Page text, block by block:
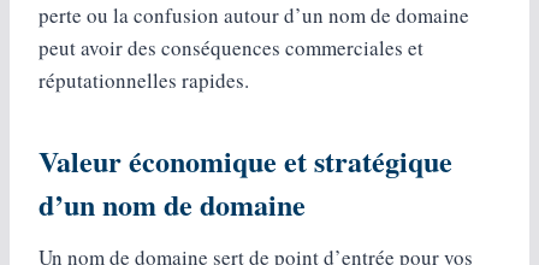
perte ou la confusion autour d’un nom de domaine
peut avoir des conséquences commerciales et
réputationnelles rapides.
Valeur économique et stratégique
d’un nom de domaine
Un nom de domaine sert de point d’entrée pour vos